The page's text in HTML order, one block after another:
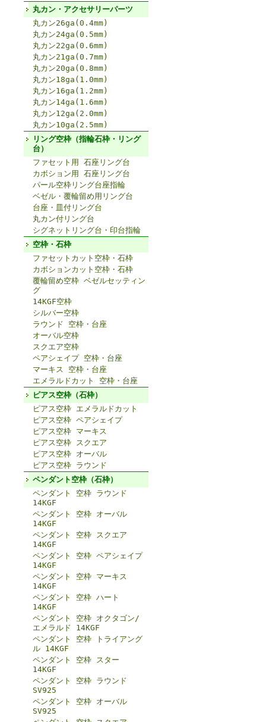
丸カン・アクセサリーパーツ
丸カン26ga(0.4mm)
丸カン24ga(0.5mm)
丸カン22ga(0.6mm)
丸カン21ga(0.7mm)
丸カン20ga(0.8mm)
丸カン18ga(1.0mm)
丸カン16ga(1.2mm)
丸カン14ga(1.6mm)
丸カン12ga(2.0mm)
丸カン10ga(2.5mm)
リング空枠（指輪石枠・リング
台）
ファセット用 石座リング台
カボション用 石座リング台
パール空枠リング台座指輪
ベゼル・覆輪留め用リング台
台座・皿付リング台
丸カン付リング台
シグネットリング台・印台指輪
空枠・石枠
ファセットカット空枠・石枠
カボションカット空枠・石枠
覆輪留め空枠 ベゼルセッティン
グ
14KGF空枠
シルバー空枠
ラウンド 空枠・台座
オーバル空枠
スクエア空枠
ペアシェイプ 空枠・台座
マーキス 空枠・台座
エメラルドカット 空枠・台座
ピアス空枠（石枠）
ピアス空枠 エメラルドカット
ピアス空枠 ペアシェイプ
ピアス空枠 マーキス
ピアス空枠 スクエア
ピアス空枠 オーバル
ピアス空枠 ラウンド
ペンダント空枠（石枠）
ペンダント 空枠 ラウンド
14KGF
ペンダント 空枠 オーバル
14KGF
ペンダント 空枠 スクエア
14KGF
ペンダント 空枠 ペアシェイプ
14KGF
ペンダント 空枠 マーキス
14KGF
ペンダント 空枠 ハート
14KGF
ペンダント 空枠 オクタゴン/
エメラルド 14KGF
ペンダント 空枠 トライアング
ル 14KGF
ペンダント 空枠 スター
14KGF
ペンダント 空枠 ラウンド
SV925
ペンダント 空枠 オーバル
SV925